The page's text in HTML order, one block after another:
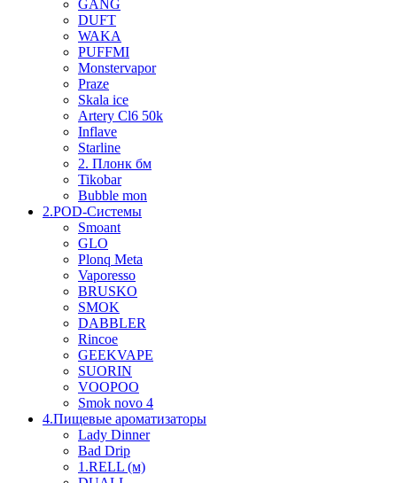
GANG
DUFT
WAKA
PUFFMI
Monstervapor
Praze
Skala ice
Artery Cl6 50k
Inflave
Starline
2. Плонк бм
Tikobar
Bubble mon
2.POD-Системы
Smoant
GLO
Plonq Meta
Vaporesso
BRUSKO
SMOK
DABBLER
Rincoe
GEEKVAPE
SUORIN
VOOPOO
Smok novo 4
4.Пищевые ароматизаторы
Lady Dinner
Bad Drip
1.RELL (м)